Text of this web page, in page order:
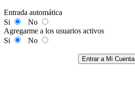
Entrada automática
Si
No
Agregarme a los usuarios activos
Si
No
Entrar a Mi Cuenta